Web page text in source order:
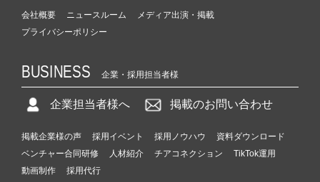
会社概要 ニュースルーム
メディア出演・掲載
プライバシーポリシー
BUSINESS 企業・採用担当者様
企業担当者様へ 掲載のお問い合わせ
掲載企業様の声 採用イベント 採用ノウハウ
資料ダウンロード
ベンチャー合同研修
人材紹介 チアコネクション
TikTok運用
動画制作
採用代行